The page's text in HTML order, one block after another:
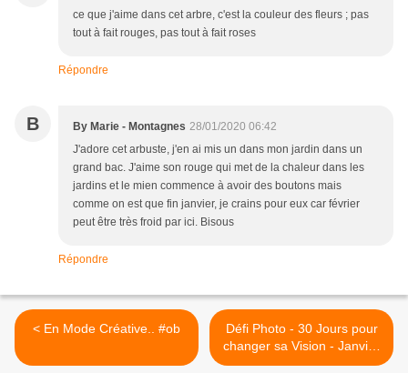
ce que j'aime dans cet arbre, c'est la couleur des fleurs ; pas
tout à fait rouges, pas tout à fait roses
Répondre
B By Marie - Montagnes 28/01/2020 06:42
J'adore cet arbuste, j'en ai mis un dans mon jardin dans un
grand bac. J'aime son rouge qui met de la chaleur dans les
jardins et le mien commence à avoir des boutons mais
comme on est que fin janvier, je crains pour eux car février
peut être très froid par ici. Bisous
Répondre
< En Mode Créative.. #ob
Défi Photo - 30 Jours pour
changer sa Vision - Janvier
- Jour 28 - Sport d'Hiver..